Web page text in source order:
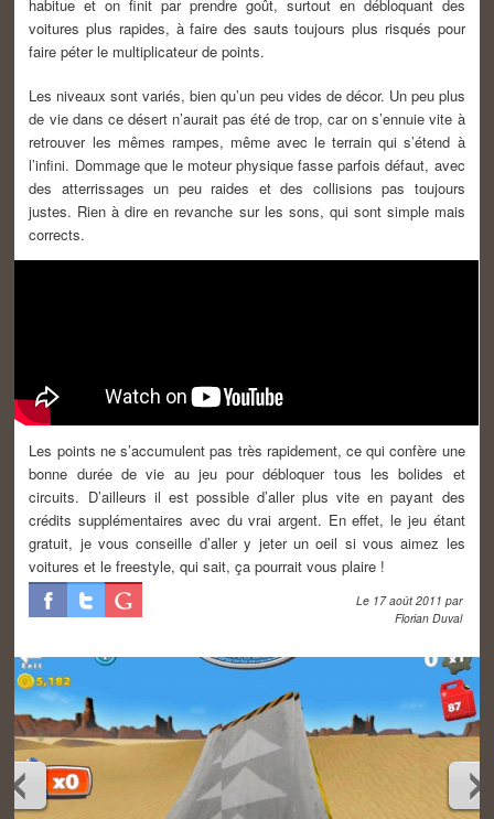
habitue et on finit par prendre goût, surtout en débloquant des
voitures plus rapides, à faire des sauts toujours plus risqués pour
faire péter le multiplicateur de points.
Les niveaux sont variés, bien qu’un peu vides de décor. Un peu plus
de vie dans ce désert n’aurait pas été de trop, car on s’ennuie vite à
retrouver les mêmes rampes, même avec le terrain qui s’étend à
l’infini. Dommage que le moteur physique fasse parfois défaut, avec
des atterrissages un peu raides et des collisions pas toujours
justes. Rien à dire en revanche sur les sons, qui sont simple mais
corrects.
Les points ne s’accumulent pas très rapidement, ce qui confère une
bonne durée de vie au jeu pour débloquer tous les bolides et
circuits. D’ailleurs il est possible d’aller plus vite en payant des
crédits supplémentaires avec du vrai argent. En effet, le jeu étant
gratuit, je vous conseille d’aller y jeter un oeil si vous aimez les
voitures et le freestyle, qui sait, ça pourrait vous plaire !
Le 17 août 2011 par
Florian Duval